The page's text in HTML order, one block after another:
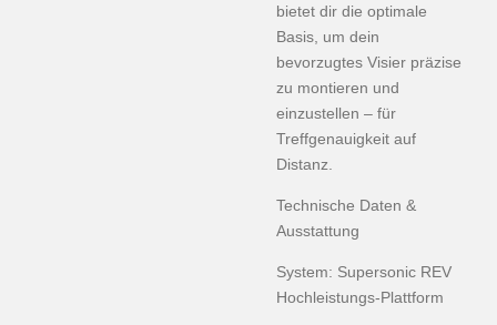
bietet dir die optimale
Basis, um dein
bevorzugtes Visier präzise
zu montieren und
einzustellen – für
Treffgenauigkeit auf
Distanz.
Technische Daten &
Ausstattung
System: Supersonic REV
Hochleistungs-Plattform